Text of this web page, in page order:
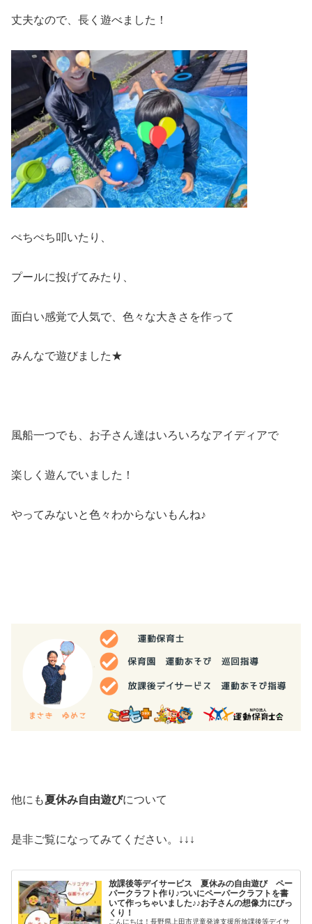
丈夫なので、長く遊べました！
ぺちぺち叩いたり、
プールに投げてみたり、
面白い感覚で人気で、色々な大きさを作って
みんなで遊びました★
風船一つでも、お子さん達はいろいろなアイディアで
楽しく遊んでいました！
やってみないと色々わからないもんね♪
他にも夏休み自由遊びについて
是非ご覧になってみてください。↓↓↓
放課後等デイサービス 夏休みの自由遊び ペー
パークラフト作り♪ついにペーパークラフトを書
いて作っちゃいました♪♪お子さんの想像力にびっ
くり！
こんにちは！長野県上田市児童発達支援所放課後等デイサ